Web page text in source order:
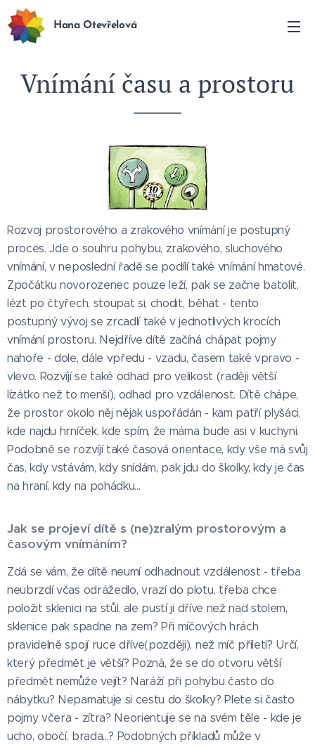
Hana Otevřelová
Vnímání času a prostoru
Rozvoj prostorového a zrakového vnímání je postupný
proces. Jde o souhru pohybu, zrakového, sluchového
vnímání, v neposlední řadě se podílí také vnímání hmatové.
Zpočátku novorozenec pouze leží, pak se začne batolit,
lézt po čtyřech, stoupat si, chodit, běhat - tento
postupný vývoj se zrcadlí také v jednotlivých krocích
vnímání prostoru. Nejdříve dítě začíná chápat pojmy
nahoře - dole, dále vpředu - vzadu, časem také vpravo -
vlevo. Rozvíjí se také odhad pro velikost (raději větší
lízátko než to menší), odhad pro vzdálenost. Dítě chápe,
že prostor okolo něj nějak uspořádán - kam patří plyšáci,
kde najdu hrníček, kde spím, že máma bude asi v kuchyni.
Podobně se rozvíjí také časová orientace, kdy vše má svůj
čas, kdy vstávám, kdy snídám, pak jdu do školky, kdy je čas
na hraní, kdy na pohádku...
Jak se projeví dítě s (ne)zralým prostorovým a
časovým vnímáním?
Zdá se vám, že dítě neumí odhadnout vzdálenost - třeba
neubrzdí včas odrážedlo, vrazí do plotu, třeba chce
položit sklenici na stůl, ale pustí ji dříve než nad stolem,
sklenice pak spadne na zem? Při míčových hrách
pravidelně spojí ruce dříve(později), než míč přiletí? Určí,
který předmět je větší? Pozná, že se do otvoru větší
předmět nemůže vejít? Naráží při pohybu často do
nábytku? Nepamatuje si cestu do školky? Plete si často
pojmy včera - zítra? Neorientuje se na svém těle - kde je
ucho, obočí, brada...? Podobných příkladů může v